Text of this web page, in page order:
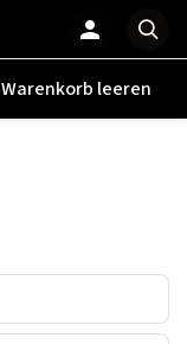
Warenkorb leeren